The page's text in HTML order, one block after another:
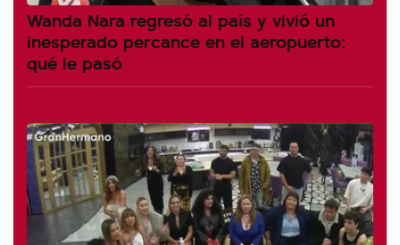
Wanda Nara regresó al país y vivió un
inesperado percance en el aeropuerto:
qué le pasó